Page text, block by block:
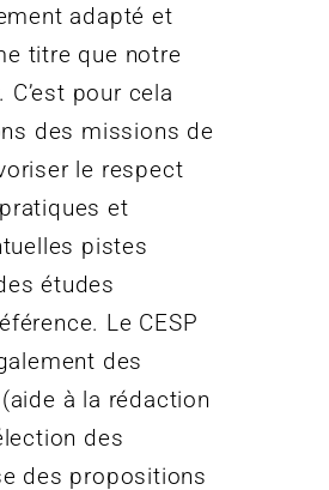
adapté et
titre que notre
pour cela
des missions de
le respect
et
pistes
études
Le CESP
des
à la rédaction
des
des propositions